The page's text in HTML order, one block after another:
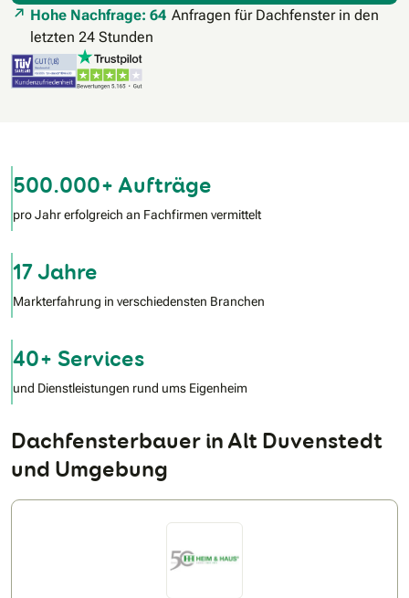
Hohe Nachfrage: 64 Anfragen für Dachfenster in den
letzten 24 Stunden
500.000+ Aufträge
pro Jahr erfolgreich an Fachfirmen vermittelt
17 Jahre
Markterfahrung in verschiedensten Branchen
40+ Services
und Dienstleistungen rund ums Eigenheim
Dachfensterbauer in Alt Duvenstedt
und Umgebung